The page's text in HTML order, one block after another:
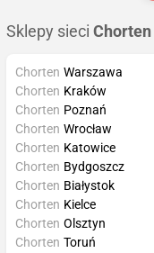
Sklepy sieci Chorten
Chorten Warszawa
Chorten Kraków
Chorten Poznań
Chorten Wrocław
Chorten Katowice
Chorten Bydgoszcz
Chorten Białystok
Chorten Kielce
Chorten Olsztyn
Chorten Toruń